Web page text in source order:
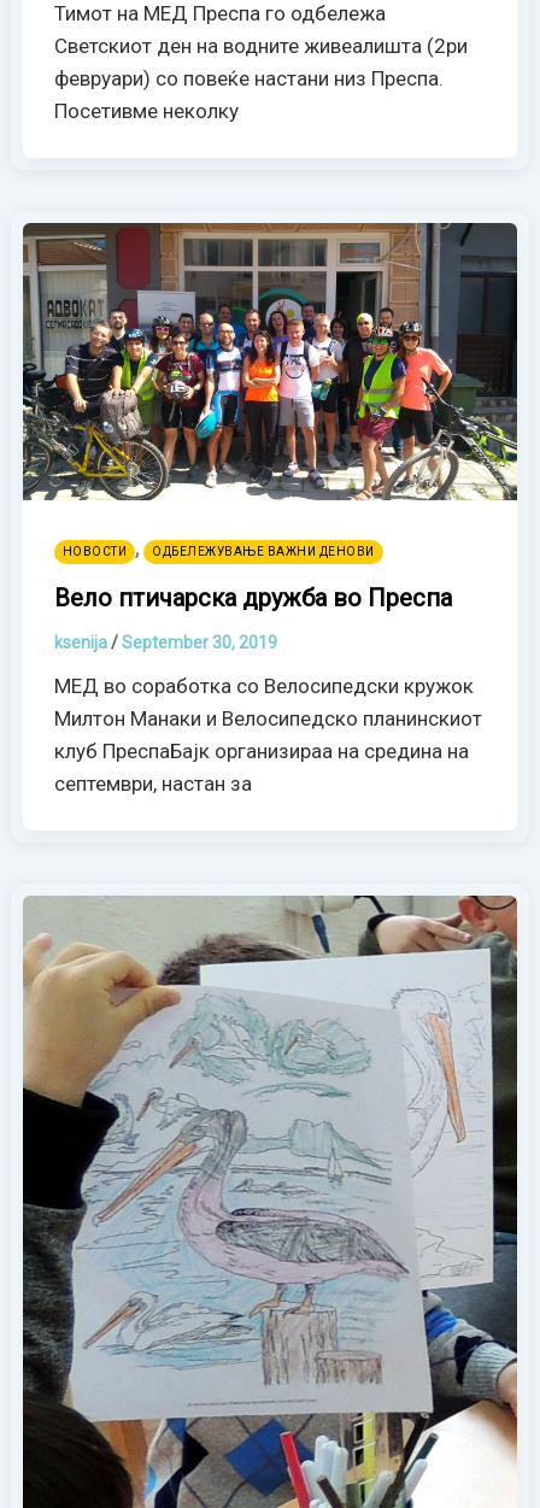
Тимот на МЕД Преспа го одбележа
Светскиот ден на водните живеалишта (2ри
февруари) со повеќе настани низ Преспа.
Посетивме неколку
НОВОСТИ , ОДБЕЛЕЖУВАЊЕ ВАЖНИ ДЕНОВИ
Вело птичарска дружба во Преспа
ksenija/September 30, 2019
МЕД во соработка со Велосипедски кружок
Милтон Манаки и Велосипедско планинскиот
клуб ПреспаБајк организираа на средина на
септември, настан за